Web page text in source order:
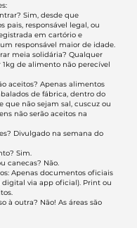
Sim, desde que
pais, responsável legal, ou
em cartório e
responsável maior de idade.
meia solidária? Qualquer
1kg de alimento não perecível
aceitos? Apenas alimentos
de fábrica, dentro do
que não sejam sal, cuscuz ou
não serão aceitos na
Divulgado na semana do
Sim.
canecas? Não.
Apenas documentos oficiais
via app oficial). Print ou
à outra? Não! As áreas são